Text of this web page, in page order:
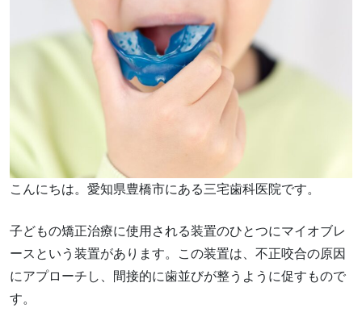
こんにちは。愛知県豊橋市にある三宅歯科医院です。
子どもの矯正治療に使用される装置のひとつにマイオブレ
ースという装置があります。この装置は、不正咬合の原因
にアプローチし、間接的に歯並びが整うように促すもので
す。